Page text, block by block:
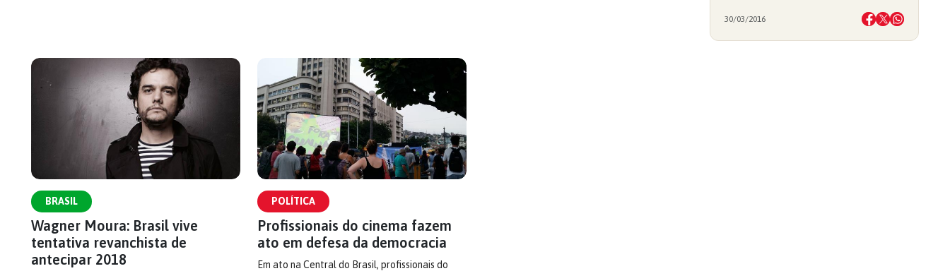
30/03/2016
BRASIL
Wagner Moura: Brasil vive
tentativa revanchista de
antecipar 2018
POLÍTICA
Profissionais do cinema fazem
ato em defesa da democracia
Em ato na Central do Brasil, profissionais do